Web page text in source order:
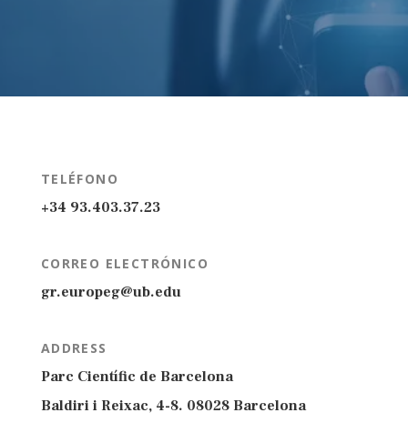
TELÉFONO
+34 93.403.37.23
CORREO ELECTRÓNICO
gr.europeg@ub.edu
ADDRESS
Parc Científic de Barcelona
Baldiri i Reixac, 4-8. 08028 Barcelona